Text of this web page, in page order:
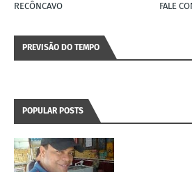
RECÔNCAVO
FALE
PREVISÃO DO TEMPO
POPULAR POSTS